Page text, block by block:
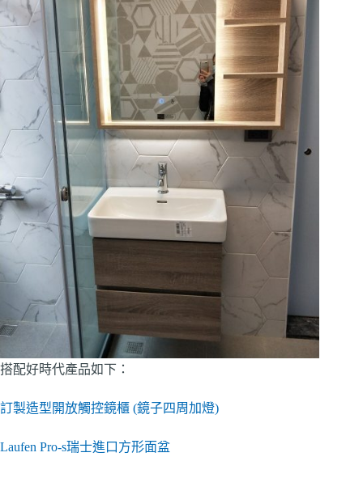
搭配好時代產品如下：
訂製造型開放觸控鏡櫃 (鏡子四周加燈)
Laufen Pro-s瑞士進口方形面盆